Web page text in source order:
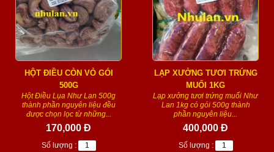
HỘT ĐIỀU CÒN VỎ GÓI
500G
Hột Điều Lụa Như Lan 500g
thành phần nguyên liệu đều
được chọn lọc từ những...
170,000 Đ
Số lượng :
LẠP XƯỞNG TƯƠI TRỨNG
MUỐI 1KG
Lạp xưởng tươi trứng muối Như
Lan 1kg có gói 500g thành
phần nguyên liệu...
400,000 Đ
Số lượng :